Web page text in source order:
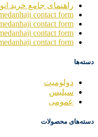
راهنمای جامع خرید
contact form
contact form
contact form
contact form
دسته‌ها
دولومیت
سیلیس
عمومی
دسته‌های محصولات